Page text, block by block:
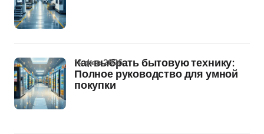
Как выбрать бытовую технику:
Полное руководство для умной
покупки
14 фев 2026